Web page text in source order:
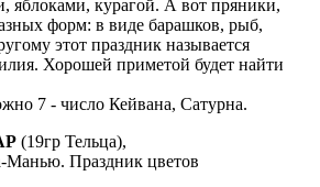
яблоками, курагой. А вот пряники,
форм: в виде барашков, рыб,
этот праздник называется
Хорошей приметой будет найти
7 - число Кейвана, Сатурна.
(19гр Тельца),
Праздник цветов